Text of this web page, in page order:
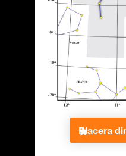
Placera